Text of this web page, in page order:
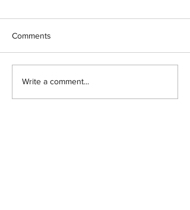
Comments
Write a comment...